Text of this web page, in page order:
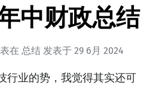
中财政总结
在 总结 发表于 29 6月 2024
行业的势，我觉得其实还可